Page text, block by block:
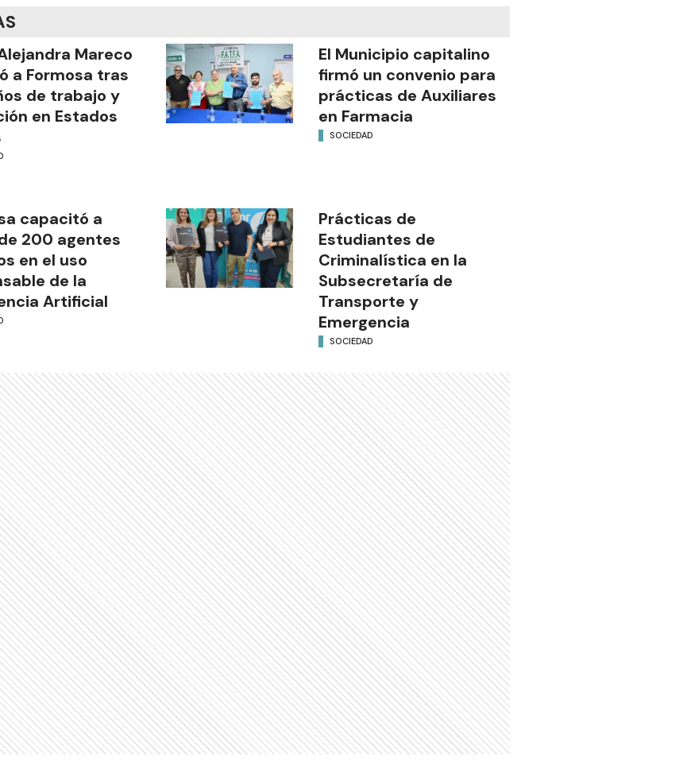
Mareco
a Formosa tras
de trabajo y
en Estados
El Municipio capitalino
firmó un convenio para
prácticas de Auxiliares
en Farmacia
SOCIEDAD
capacitó a
200 agentes
en el uso
de la
Artificial
Prácticas de
Estudiantes de
Criminalística en la
Subsecretaría de
Transporte y
Emergencia
SOCIEDAD